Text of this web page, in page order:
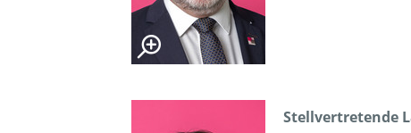
Stellvertretende